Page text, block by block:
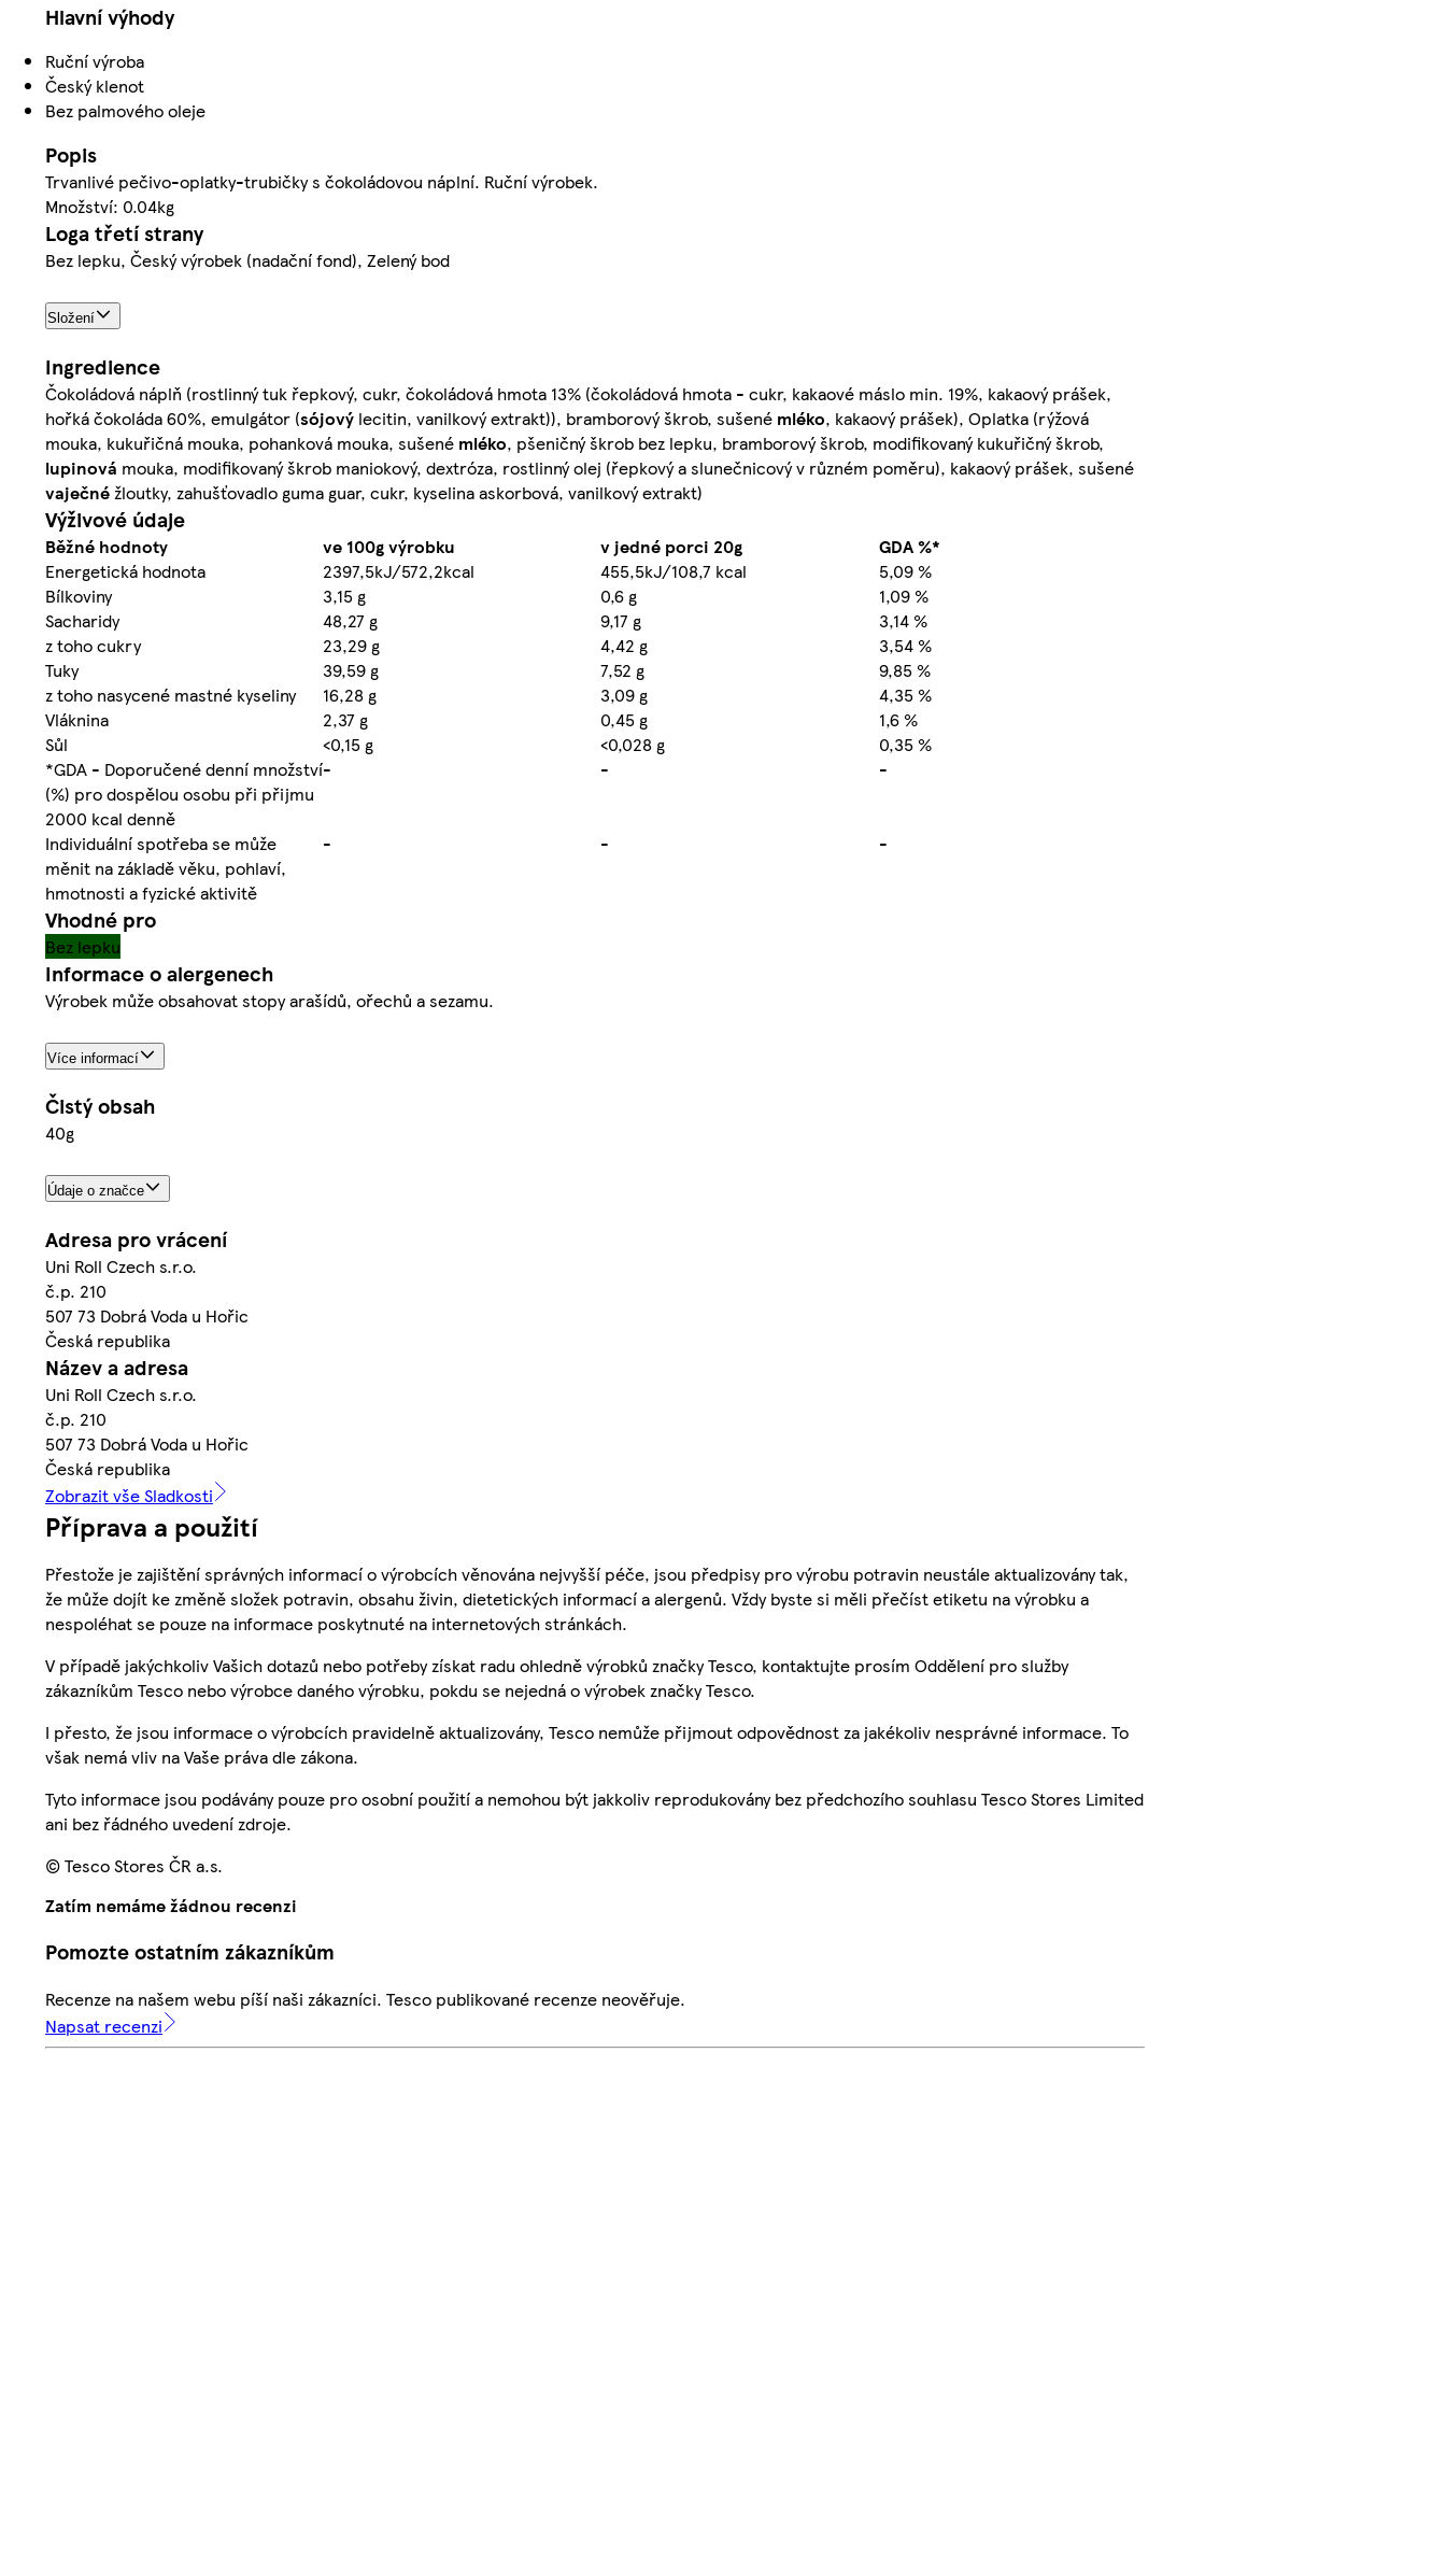
Hlavní výhody
Ruční výroba
Český klenot
Bez palmového oleje
Popis
Trvanlivé pečivo-oplatky-trubičky s čokoládovou náplní. Ruční výrobek.
Množství: 0.04kg
Loga třetí strany
Bez lepku, Český výrobek (nadační fond), Zelený bod
Složení
Ingredience
Čokoládová náplň (rostlinný tuk řepkový, cukr, čokoládová hmota 13% (čokoládová hmota - cukr, kakaové máslo min. 19%, kakaový prášek,
hořká čokoláda 60%, emulgátor (sójový lecitin, vanilkový extrakt)), bramborový škrob, sušené mléko, kakaový prášek), Oplatka (rýžová
mouka, kukuřičná mouka, pohanková mouka, sušené mléko, pšeničný škrob bez lepku, bramborový škrob, modifikovaný kukuřičný škrob,
lupinová mouka, modifikovaný škrob maniokový, dextróza, rostlinný olej (řepkový a slunečnicový v různém poměru), kakaový prášek, sušené
vaječnéžloutky, zahušťovadlo guma guar, cukr, kyselina askorbová, vanilkový extrakt)
Výživové údaje
Běžné hodnoty ve 100g výrobku v jedné porci 20g
GDA %*
Energetická hodnota
2397,5kJ/572,2kcal 455,5kJ/108,7 kcal
5,09 %
Bílkoviny
3,15 g 0,6 g
1,09 %
Sacharidy
48,27 g 9,17 g
3,14 %
z toho cukry
23,29 g 4,42 g
3,54 %
Tuky
39,59 g 7,52 g
9,85 %
z toho nasycené mastné kyseliny
16,28 g 3,09 g
4,35 %
Vláknina
2,37 g 0,45 g
1,6 %
Sůl
<0,15 g <0,028 g
0,35 %
*GDA - Doporučené denní množství
(%) pro dospělou osobu při přijmu
2000 kcal denně
- - -
Individuální spotřeba se může
měnit na základě věku, pohlaví,
hmotnosti a fyzické aktivitě
- - -
Vhodné pro
Bez lepku
Informace o alergenech
Výrobek může obsahovat stopy arašídů, ořechů a sezamu.
Více informací
Čistý obsah
40g
Údaje o značce
Adresa pro vrácení
Uni Roll Czech s.r.o.
č.p. 210
507 73 Dobrá Voda u Hořic
Česká republika
Název a adresa
Uni Roll Czech s.r.o.
č.p. 210
507 73 Dobrá Voda u Hořic
Česká republika
Zobrazit vše Sladkosti
Příprava a použití
Přestože je zajištění správných informací o výrobcích věnována nejvyšší péče, jsou předpisy pro výrobu potravin neustále aktualizovány tak,
že může dojít ke změně složek potravin, obsahu živin, dietetických informací a alergenů. Vždy byste si měli přečíst etiketu na výrobku a
nespoléhat se pouze na informace poskytnuté na internetových stránkách.
V případě jakýchkoliv Vašich dotazů nebo potřeby získat radu ohledně výrobků značky Tesco, kontaktujte prosím Oddělení pro služby
zákazníkům Tesco nebo výrobce daného výrobku, pokdu se nejedná o výrobek značky Tesco.
I přesto, že jsou informace o výrobcích pravidelně aktualizovány, Tesco nemůže přijmout odpovědnost za jakékoliv nesprávné informace. To
však nemá vliv na Vaše práva dle zákona.
Tyto informace jsou podávány pouze pro osobní použití a nemohou být jakkoliv reprodukovány bez předchozího souhlasu Tesco Stores Limited
ani bez řádného uvedení zdroje.
© Tesco Stores ČR a.s.
Zatím nemáme žádnou recenzi
Pomozte ostatním zákazníkům
Recenze na našem webu píší naši zákazníci. Tesco publikované recenze neověřuje.
Napsat recenzi